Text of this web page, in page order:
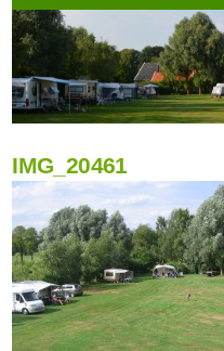
IMG_20461